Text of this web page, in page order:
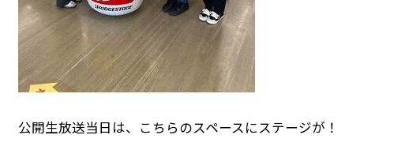
公開生放送当日は、こちらのスペースにステージが！